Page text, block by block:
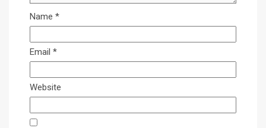
Name *
Email *
Website